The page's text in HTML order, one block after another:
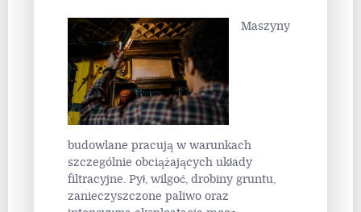
Maszyny
budowlane pracują w warunkach
szczególnie obciążających układy
filtracyjne. Pył, wilgoć, drobiny gruntu,
zanieczyszczone paliwo oraz